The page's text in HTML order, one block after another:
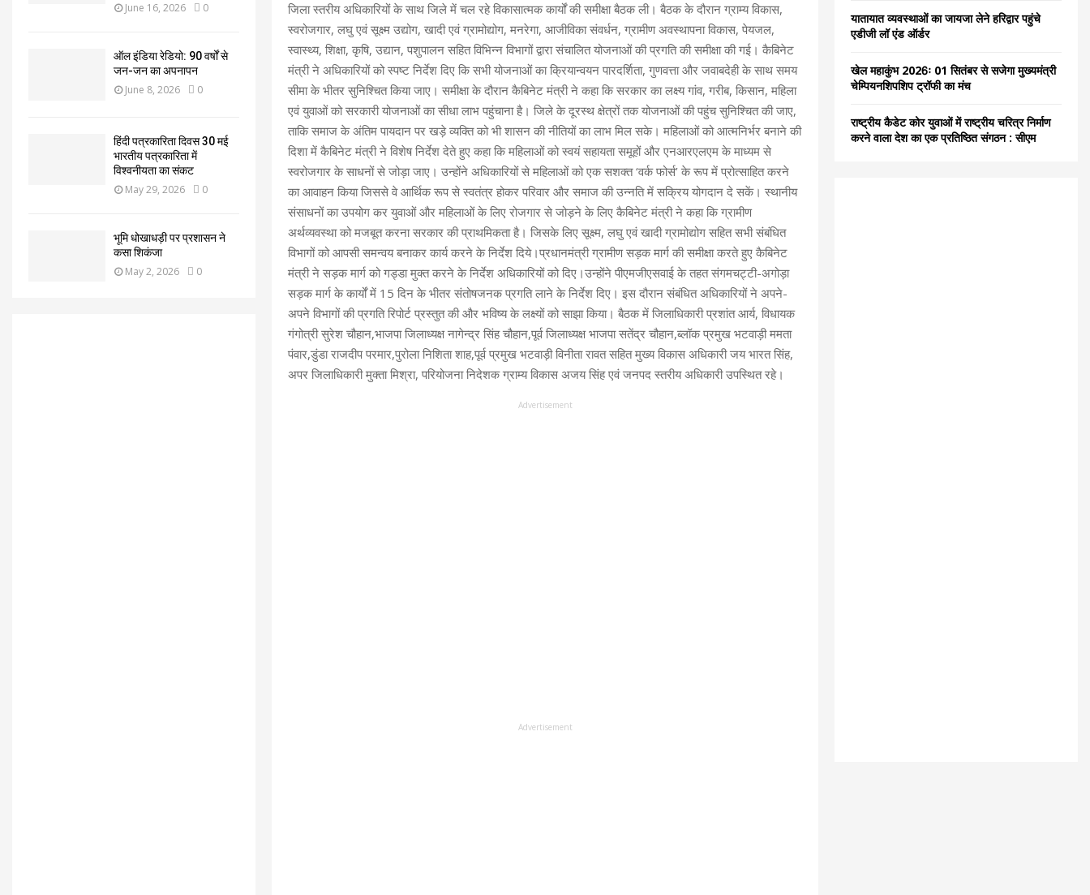
जिला स्तरीय अधिकारियों के साथ जिले में चल रहे विकासात्मक कार्यों की समीक्षा बैठक ली। बैठक के दौरान ग्राम्य विकास,
स्वरोजगार, लघु एवं सूक्ष्म उद्योग, खादी एवं ग्रामोद्योग, मनरेगा, आजीविका संवर्धन, ग्रामीण अवस्थापना विकास, पेयजल,
स्वास्थ्य, शिक्षा, कृषि, उद्यान, पशुपालन सहित विभिन्न विभागों द्वारा संचालित योजनाओं की प्रगति की समीक्षा की गई। कैबिनेट
मंत्री ने अधिकारियों को स्पष्ट निर्देश दिए कि सभी योजनाओं का क्रियान्वयन पारदर्शिता, गुणवत्ता और जवाबदेही के साथ समय
सीमा के भीतर सुनिश्चित किया जाए। समीक्षा के दौरान कैबिनेट मंत्री ने कहा कि सरकार का लक्ष्य गांव, गरीब, किसान, महिला
एवं युवाओं को सरकारी योजनाओं का सीधा लाभ पहुंचाना है। जिले के दूरस्थ क्षेत्रों तक योजनाओं की पहुंच सुनिश्चित की जाए,
ताकि समाज के अंतिम पायदान पर खड़े व्यक्ति को भी शासन की नीतियों का लाभ मिल सके। महिलाओं को आत्मनिर्भर बनाने की
दिशा में कैबिनेट मंत्री ने विशेष निर्देश देते हुए कहा कि महिलाओं को स्वयं सहायता समूहों और एनआरएलएम के माध्यम से
स्वरोजगार के साधनों से जोड़ा जाए। उन्होंने अधिकारियों से महिलाओं को एक सशक्त ‘वर्क फोर्स’ के रूप में प्रोत्साहित करने
का आवाहन किया जिससे वे आर्थिक रूप से स्वतंत्र होकर परिवार और समाज की उन्नति में सक्रिय योगदान दे सकें। स्थानीय
संसाधनों का उपयोग कर युवाओं और महिलाओं के लिए रोजगार से जोड़ने के लिए कैबिनेट मंत्री ने कहा कि ग्रामीण
अर्थव्यवस्था को मजबूत करना सरकार की प्राथमिकता है। जिसके लिए सूक्ष्म, लघु एवं खादी ग्रामोद्योग सहित सभी संबंधित
विभागों को आपसी समन्वय बनाकर कार्य करने के निर्देश दिये।प्रधानमंत्री ग्रामीण सड़क मार्ग की समीक्षा करते हुए कैबिनेट
मंत्री ने सड़क मार्ग को गड्डा मुक्त करने के निर्देश अधिकारियों को दिए।उन्होंने पीएमजीएसवाई के तहत संगमचट्टी-अगोड़ा
सड़क मार्ग के कार्यों में 15 दिन के भीतर संतोषजनक प्रगति लाने के निर्देश दिए। इस दौरान संबंधित अधिकारियों ने अपने-
अपने विभागों की प्रगति रिपोर्ट प्रस्तुत की और भविष्य के लक्ष्यों को साझा किया। बैठक में जिलाधिकारी प्रशांत आर्य, विधायक
गंगोत्री सुरेश चौहान,भाजपा जिलाध्यक्ष नागेन्द्र सिंह चौहान,पूर्व जिलाध्यक्ष भाजपा सतेंद्र चौहान,ब्लॉक प्रमुख भटवाड़ी ममता
पंवार,डुंडा राजदीप परमार,पुरोला निशिता शाह,पूर्व प्रमुख भटवाड़ी विनीता रावत सहित मुख्य विकास अधिकारी जय भारत सिंह,
अपर जिलाधिकारी मुक्ता मिश्रा, परियोजना निदेशक ग्राम्य विकास अजय सिंह एवं जनपद स्तरीय अधिकारी उपस्थित रहे।
Advertisement
Advertisement
June 16, 2026 0
ऑल इंडिया रेडियो: 90 वर्षों से
जन-जन का अपनापन
June 8, 2026 0
हिंदी पत्रकारिता दिवस 30 मई
भारतीय पत्रकारिता में
विश्वनीयता का संकट
May 29, 2026 0
भूमि धोखाधड़ी पर प्रशासन ने
कसा शिकंजा
May 2, 2026 0
यातायात व्यवस्थाओं का जायजा लेने हरिद्वार पहुंचे
एडीजी लॉ एंड ऑर्डर
खेल महाकुंभ 2026ः 01 सितंबर से सजेगा मुख्यमंत्री
चेम्पियनशिपशिप ट्रॉफी का मंच
राष्ट्रीय कैडेट कोर युवाओं में राष्ट्रीय चरित्र निर्माण
करने वाला देश का एक प्रतिष्ठित संगठन : सीएम